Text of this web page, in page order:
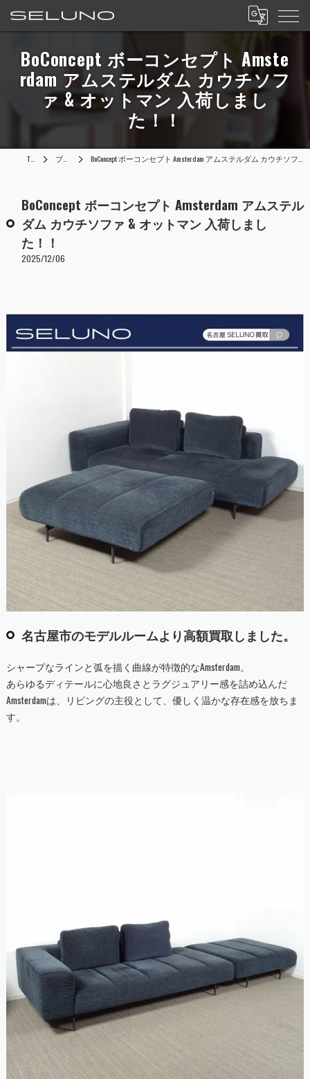
BoConcept ボーコンセプト Amste
rdam アムステルダム カウチソフ
ァ & オットマン 入荷しまし
た！！
TOP ブログ BoConcept ボーコンセプト Amsterdam アムステルダム カウチソファ & オットマン 入荷しました！！
BoConcept ボーコンセプト Amsterdam アムステル
ダム カウチソファ & オットマン 入荷しまし
た！！
2025/12/06
名古屋市のモデルルームより高額買取しました。
シャープなラインと弧を描く曲線が特徴的なAmsterdam。
あらゆるディテールに心地良さとラグジュアリー感を詰め込んだ
Amsterdamは、リビングの主役として、優しく温かな存在感を放ちま
す。